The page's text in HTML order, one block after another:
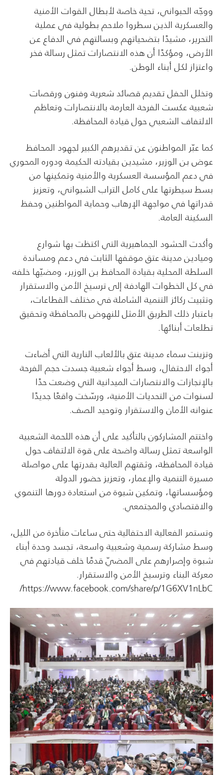
ووجّه الحبواني، تحية خاصة لأبطال القوات الأمنية
والعسكرية الذين سطروا ملاحم بطولية في عملية
التحرير، مشيدًا بتضحياتهم وبسالتهم في الدفاع عن
الأرض، ومؤكدًا أن هذه الانتصارات تمثل رسالة فخر
واعتزاز لكل أبناء الوطن.
وتخلل الحفل تقديم قصائد شعرية وفنون ورقصات
شعبية عكست الفرحة العارمة بالانتصارات وتعاظم
الالتفاف الشعبي حول قيادة المحافظة.
كما عبّر المواطنون عن تقديرهم الكبير لجهود المحافظ
عوض بن الوزير، مشيدين بقيادته الحكيمة ودوره المحوري
في دعم المؤسسة العسكرية والأمنية وتمكينها من
بسط سيطرتها على كامل التراب الشبواني، وتعزيز
قدراتها في مواجهة الإرهاب وحماية المواطنين وحفظ
السكينة العامة.
وأكدت الحشود الجماهيرية التي اكتظت بها شوارع
وميادين مدينة عتق موقفها الثابت في دعم ومساندة
السلطة المحلية بقيادة المحافظ بن الوزير، ومضيّها خلفه
في كل الخطوات الهادفة إلى ترسيخ الأمن والاستقرار
وتثبيت ركائز التنمية الشاملة في مختلف القطاعات،
باعتبار ذلك الطريق الأمثل للنهوض بالمحافظة وتحقيق
تطلعات أبنائها.
وتزينت سماء مدينة عتق بالألعاب النارية التي أضاءت
أجواء الاحتفال، وسط أجواء شعبية جسدت حجم الفرحة
بالإنجازات والانتصارات الميدانية التي وضعت حدًا
لسنوات من التحديات الأمنية، ورسّخت واقعًا جديدًا
عنوانه الأمان والاستقرار وتوحيد الصف.
واختتم المشاركون بالتأكيد على أن هذه اللحمة الشعبية
الواسعة تمثل رسالة واضحة على قوة الالتفاف حول
قيادة المحافظة، وثقتهم العالية بقدرتها على مواصلة
مسيرة التنمية والإعمار، وتعزيز حضور الدولة
ومؤسساتها، وتمكين شبوة من استعادة دورها التنموي
والاقتصادي والمجتمعي.
وتستمر الفعالية الاحتفالية حتى ساعات متأخرة من الليل،
وسط مشاركة رسمية وشعبية واسعة، تجسد وحدة أبناء
شبوة وإصرارهم على المضيّ قدمًا خلف قيادتهم في
معركة البناء وترسيخ الأمن والاستقرار.
https://www.facebook.com/share/p/1G6XV1nLbC/